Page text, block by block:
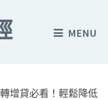
MENU
增貸必看！輕鬆降低